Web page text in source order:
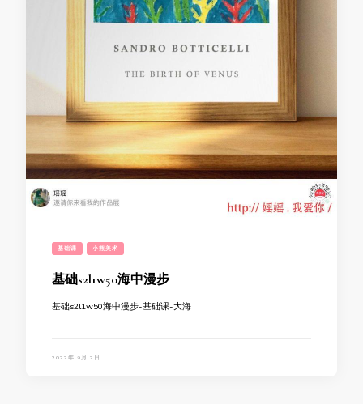
基础课 小熊美术
基础s2l1w50海中漫步
基础s2l1w50海中漫步-基础课-大海
2022年 9月 2日